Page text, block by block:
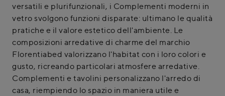
versatili e plurifunzionali, i Complementi moderni in
vetro svolgono funzioni disparate: ultimano le qualità
pratiche e il valore estetico dell'ambiente. Le
composizioni arredative di charme del marchio
Florentiabed valorizzano l'habitat con i loro colori e
gusto, ricreando particolari atmosfere arredative.
Complementi e tavolini personalizzano l'arredo di
casa, riempiendo lo spazio in maniera utile e